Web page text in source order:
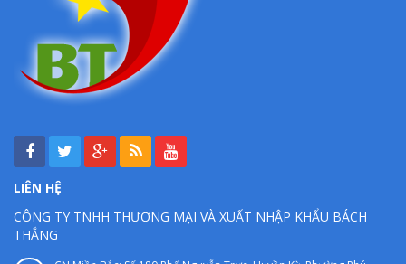
LIÊN HỆ
CÔNG TY TNHH THƯƠNG MẠI VÀ XUẤT NHẬP KHẨU BÁCH
THẮNG